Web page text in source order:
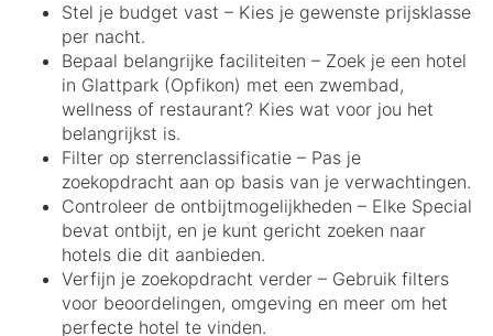
Stel je budget vast – Kies je gewenste prijsklasse
per nacht.
Bepaal belangrijke faciliteiten – Zoek je een hotel
in Glattpark (Opfikon) met een zwembad,
wellness of restaurant? Kies wat voor jou het
belangrijkst is.
Filter op sterrenclassificatie – Pas je
zoekopdracht aan op basis van je verwachtingen.
Controleer de ontbijtmogelijkheden – Elke Special
bevat ontbijt, en je kunt gericht zoeken naar
hotels die dit aanbieden.
Verfijn je zoekopdracht verder – Gebruik filters
voor beoordelingen, omgeving en meer om het
perfecte hotel te vinden.